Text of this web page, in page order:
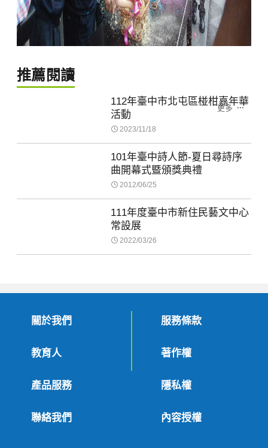
推薦閱讀
更多
112年臺中市北屯區椪柑嘉年華
活動
2023/11/18
101年臺中詩人節-夏日尋詩序
曲開幕式暨頒獎典禮
2012/06/25
111年度臺中市新住民藝文中心
常設展
2022/03/26
關於我們
教育人
產品服務
聯絡我們
服務條款
著作權
隱私權
內容授權